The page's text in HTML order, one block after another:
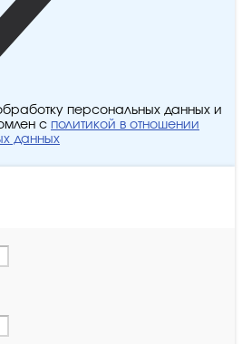
персональных данных и
с политикой в отношении
данных